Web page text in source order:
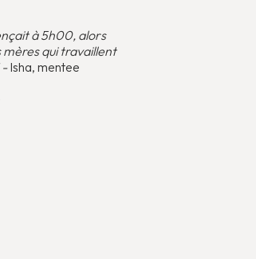
à 5h00, alors
mères qui travaillent
-Isha, mentee